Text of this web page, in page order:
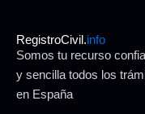
RegistroCivil.info
Somos tu recurso
y sencilla todos los
en España